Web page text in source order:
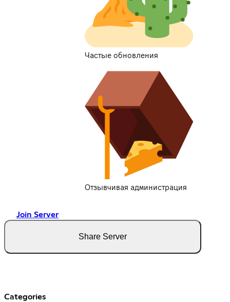
Частые обновления
Отзывчивая администрация
Join Server
Share Server
Categories